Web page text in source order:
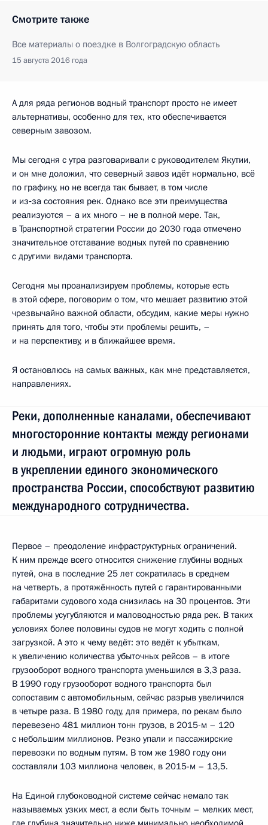
Смотрите также
Все материалы о поездке в Волгоградскую область
15 августа 2016 года
А для ряда регионов водный транспорт просто не имеет
альтернативы, особенно для тех, кто обеспечивается
северным завозом.
Мы сегодня с утра разговаривали с руководителем Якутии,
и он мне доложил, что северный завоз идёт нормально, всё
по графику, но не всегда так бывает, в том числе
и из‑за состояния рек. Однако все эти преимущества
реализуются – а их много – не в полной мере. Так,
в Транспортной стратегии России до 2030 года отмечено
значительное отставание водных путей по сравнению
с другими видами транспорта.
Сегодня мы проанализируем проблемы, которые есть
в этой сфере, поговорим о том, что мешает развитию этой
чрезвычайно важной области, обсудим, какие меры нужно
принять для того, чтобы эти проблемы решить, –
и на перспективу, и в ближайшее время.
Я остановлюсь на самых важных, как мне представляется,
направлениях.
Реки, дополненные каналами, обеспечивают
многосторонние контакты между регионами
и людьми, играют огромную роль
в укреплении единого экономического
пространства России, способствуют развитию
международного сотрудничества.
Первое – преодоление инфраструктурных ограничений.
К ним прежде всего относится снижение глубины водных
путей, она в последние 25 лет сократилась в среднем
на четверть, а протяжённость путей с гарантированными
габаритами судового хода снизилась на 30 процентов. Эти
проблемы усугубляются и маловодностью ряда рек. В таких
условиях более половины судов не могут ходить с полной
загрузкой. А это к чему ведёт: это ведёт к убыткам,
к увеличению количества убыточных рейсов – в итоге
грузооборот водного транспорта уменьшился в 3,3 раза.
В 1990 году грузооборот водного транспорта был
сопоставим с автомобильным, сейчас разрыв увеличился
в четыре раза. В 1980 году, для примера, по рекам было
перевезено 481 миллион тонн грузов, в 2015-м – 120
с небольшим миллионов. Резко упали и пассажирские
перевозки по водным путям. В том же 1980 году они
составляли 103 миллиона человек, в 2015-м – 13,5.
На Единой глубоководной системе сейчас немало так
называемых узких мест, а если быть точным – мелких мест,